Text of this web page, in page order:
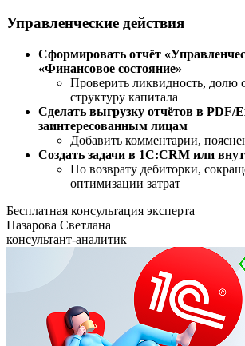
Управленческие действия
Сформировать отчёт
«Финансовое состояние»
Проверить ликвидность, долю
структуру капитала
Сделать выгрузку отчётов в PDF/
заинтересованным лицам
Добавить комментарии,
Создать задачи в 1С:CRM или
По возврату дебиторки,
оптимизации затрат
Бесплатная консультация эксперта
Назарова Светлана
консультант-аналитик